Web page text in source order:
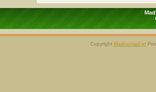
Copyright Madnomad.gr